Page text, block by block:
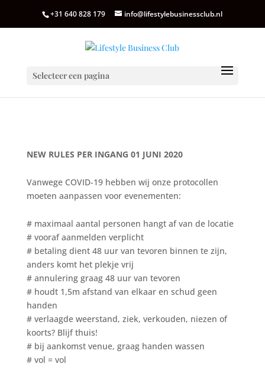
+31 640 828 179 info@lifestylebusinessclub.nl
Selecteer een pagina
NEW RULES PER INGANG 01 JUNI 2020
Vanwege COVID-19 hebben wij onze protocollen
moeten aanpassen voor evenementen:
# maximaal aantal personen hangt af van de locatie
# vooraf aanmelden verplicht
# betaling dient 48 uur van tevoren binnen te zijn,
anders komt het plekje vrij
# annulering graag 48 uur van tevoren
# houdt 1,5m afstand van elkaar en schud geen
handen
# verlaagde weerstand, ziek, verkouden, niezen of
koorts? Blijf thuis!
# bij aankomst venue, graag handen wassen
# vol = vol